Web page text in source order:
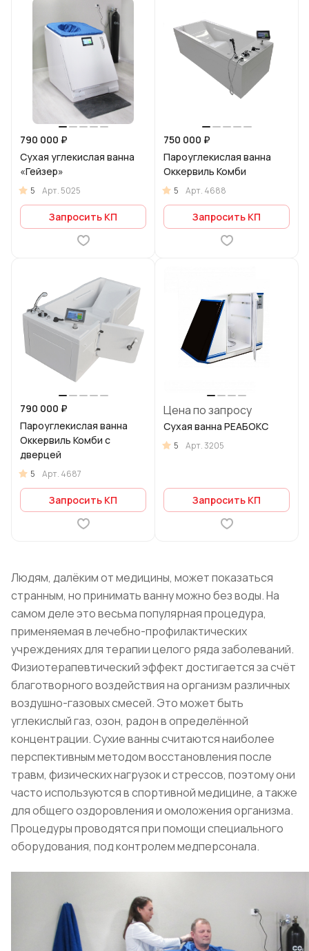
790 000 ₽
Сухая углекислая ванна
«Гейзер»
5 Арт. 5025
Запросить КП
750 000 ₽
Пароуглекислая ванна
Оккервиль Комби
5 Арт. 4688
Запросить КП
790 000 ₽
Пароуглекислая ванна
Оккервиль Комби с
дверцей
5 Арт. 4687
Запросить КП
Цена по запросу
Сухая ванна РЕАБОКС
5 Арт.3205
Запросить КП
Людям, далёким от медицины, может показаться
странным, но принимать ванну можно без воды. На
самом деле это весьма популярная процедура,
применяемая в лечебно-профилактических
учреждениях для терапии целого ряда заболеваний.
Физиотерапевтический эффект достигается за счёт
благотворного воздействия на организм различных
воздушно-газовых смесей. Это может быть
углекислый газ, озон, радон в определённой
концентрации. Сухие ванны считаются наиболее
перспективным методом восстановления после
травм, физических нагрузок и стрессов, поэтому они
часто используются в спортивной медицине, а также
для общего оздоровления и омоложения организма.
Процедуры проводятся при помощи специального
оборудования, под контролем медперсонала.